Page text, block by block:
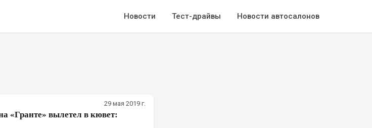
Новости Тест-драйвы Новости автосалонов
29 мая 2019 г.
«Гранте» вылетел в кювет: